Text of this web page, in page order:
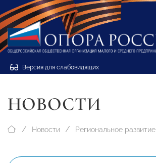
Версия для слабовидящих
НОВОСТИ
Новости Региональное развитие